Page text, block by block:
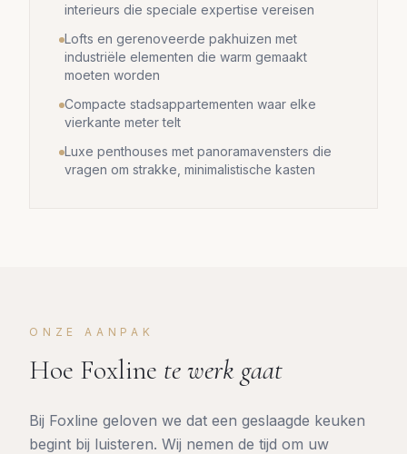
interieurs die speciale expertise vereisen
Lofts en gerenoveerde pakhuizen met
industriële elementen die warm gemaakt
moeten worden
Compacte stadsappartementen waar elke
vierkante meter telt
Luxe penthouses met panoramavensters die
vragen om strakke, minimalistische kasten
ONZE AANPAK
Hoe Foxline te werk gaat
Bij Foxline geloven we dat een geslaagde keuken
begint bij luisteren. Wij nemen de tijd om uw